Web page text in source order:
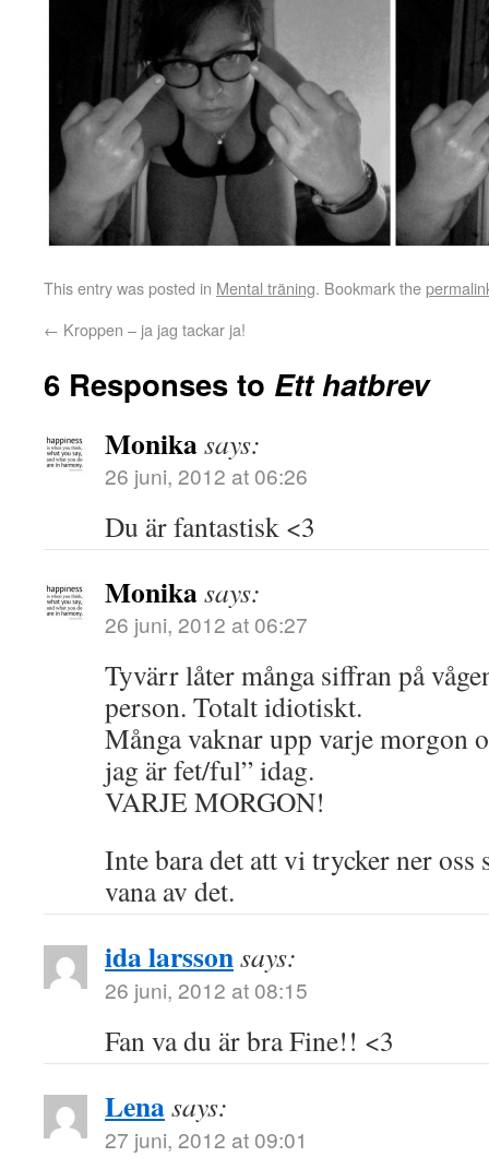
This entry was posted in Mental träning. Bookmark the
← Kroppen – ja jag tackar ja!
6 Responses to Ett hatbrev
Monikasays:
26 juni, 2012 at 06:26
Du är fantastisk <3
Monikasays:
26 juni, 2012 at 06:27
Tyvärr låter många siffran på
person. Totalt idiotiskt.
Många vaknar upp varje morgon
jag är fet/ful” idag.
VARJE MORGON!
Inte bara det att vi trycker ner oss
vana av det.
ida larssonsays:
26 juni, 2012 at 08:15
Fan va du är bra Fine!! <3
Lenasays:
27 juni, 2012 at 09:01